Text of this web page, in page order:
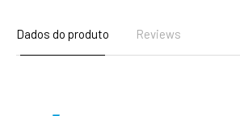
Dados do produto Reviews